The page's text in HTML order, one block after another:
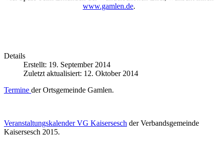
www.gamlen.de.
Details
Erstellt: 19. September 2014
Zuletzt aktualisiert: 12. Oktober 2014
Termine der Ortsgemeinde Gamlen.
Veranstaltungskalender VG Kaisersesch der Verbandsgemeinde
Kaisersesch 2015.